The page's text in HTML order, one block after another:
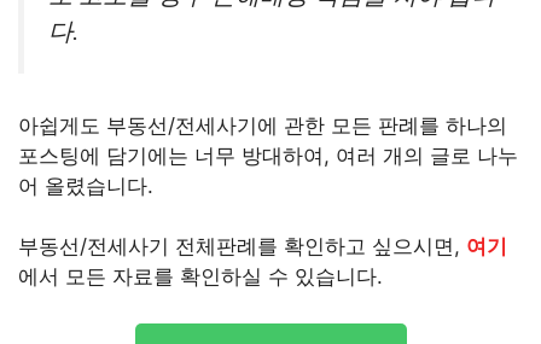
다.
아쉽게도 부동선/전세사기에 관한 모든 판례를 하나의
포스팅에 담기에는 너무 방대하여, 여러 개의 글로 나누
어 올렸습니다.
부동선/전세사기 전체판례를 확인하고 싶으시면, 여기
에서 모든 자료를 확인하실 수 있습니다.